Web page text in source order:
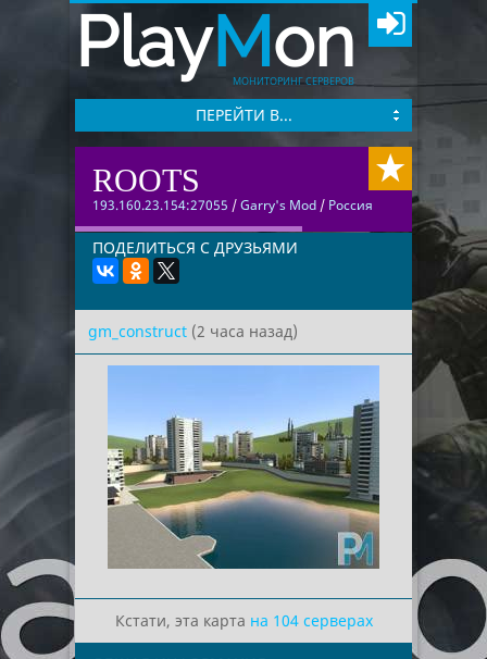
PlayMon
МОНИТОРИНГ СЕРВЕРОВ
ПЕРЕЙТИ В...
ROOTS
193.160.23.154:27055 /Garry's Mod / Россия
ПОДЕЛИТЬСЯ С ДРУЗЬЯМИ
gm_construct (2 часа назад)
Кстати, эта карта на 104 серверах